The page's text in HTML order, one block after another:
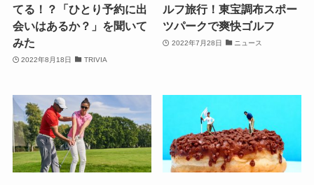
てる！？「ひとり予約に出
会いはあるか？」を聞いて
みた
2022年8月18日 TRIVIA
ルフ旅行！東宝調布スポー
ツパークで爽快ゴルフ
2022年7月28日 ニュース